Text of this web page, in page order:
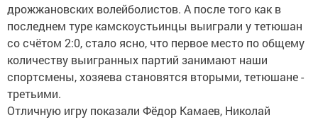
дрожжановских волейболистов. А после того как в
последнем туре камскоустьинцы выиграли у тетюшан
со счётом 2:0, стало ясно, что первое место по общему
количеству выигранных партий занимают наши
спортсмены, хозяева становятся вторыми, тетюшане -
третьими.
Отличную игру показали Фёдор Камаев, Николай